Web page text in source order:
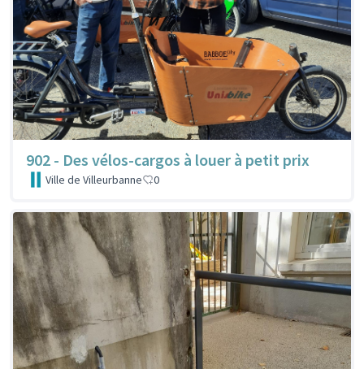
902 - Des vélos-cargos à louer à petit prix
Ville de Villeurbanne 0